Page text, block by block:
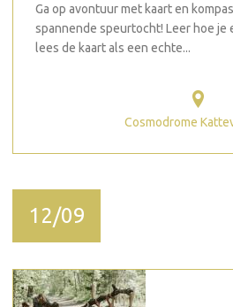
Ga op avontuur met kaart en
spannende speurtocht! Leer hoe je
lees de kaart als een echte...
Cosmodrome
12/09